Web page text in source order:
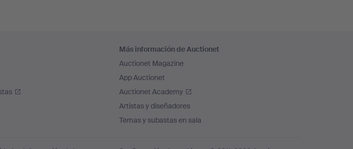
Más información de Auctionet
Auctionet Magazine
App Auctionet
Auctionet Academy
Artistas y diseñadores
Temas y subastas en sala